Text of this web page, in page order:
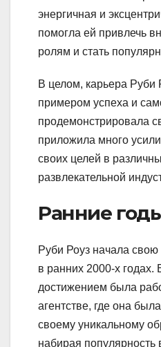
энергичная и
помогла ей привлечь
ролям и стать
В целом, карьера Руби
примером успеха и
продемонстрировала
приложила много
своих целей в
развлекательной
Ранние
Руби Роуз начала
в ранних 2000-х
достижением была
агентстве, где она
своему уникальному
набирая